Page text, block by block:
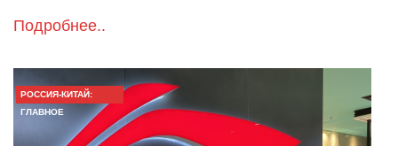
Подробнее..
РОССИЯ-КИТАЙ:
ГЛАВНОЕ